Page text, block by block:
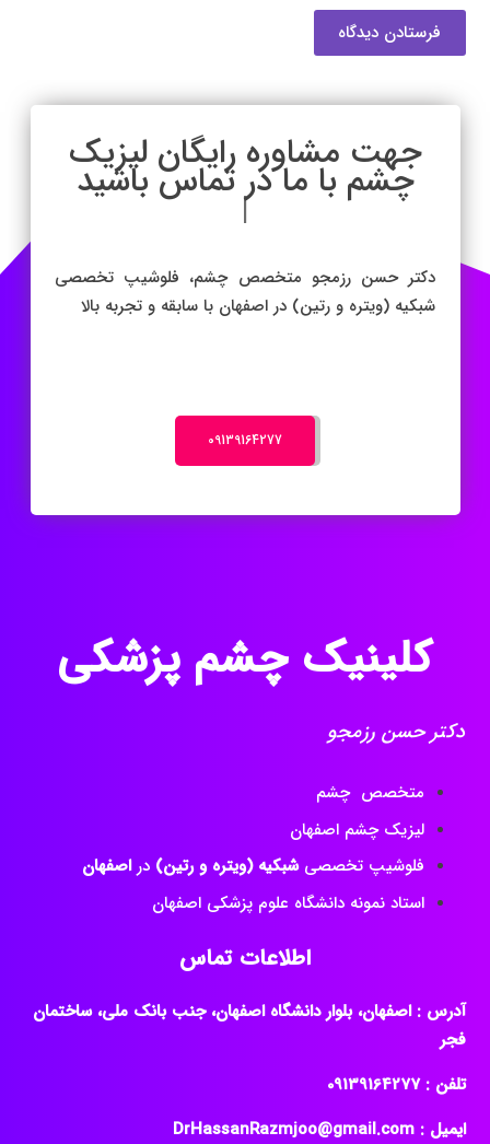
فرستادن دیدگاه
جهت مشاوره رایگان لیزیک
چشم با ما در تماس باشید
|
دکتر حسن رزمجو متخصص چشم، فلوشیپ تخصصی
شبکیه (ویتره و رتین) در اصفهان با سابقه و تجربه بالا
‎09139164277
کلینیک چشم پزشکی
دکتر حسن رزمجو
متخصص چشم
لیزیک چشم اصفهان
فلوشیپ تخصصیشبکیه (ویتره و رتین) دراصفهان
استاد نمونه دانشگاه علوم پزشکی اصفهان
اطلاعات تماس
آدرس : اصفهان، بلوار دانشگاه اصفهان، جنب بانک ملی، ساختمان
فجر
تلفن : ‎09139164277
ایمیل : DrHassanRazmjoo@gmail.com